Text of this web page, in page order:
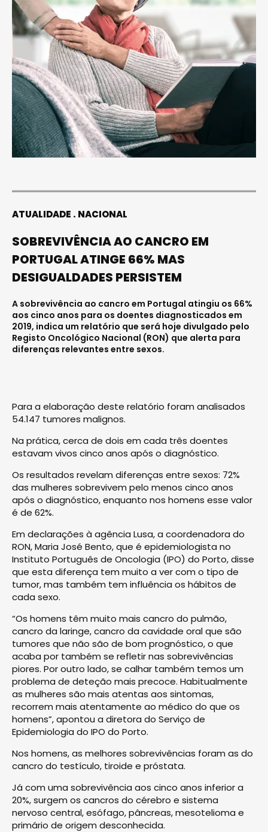
ATUALIDADE NACIONAL
SOBREVIVÊNCIA AO CANCRO EM
PORTUGAL ATINGE 66% MAS
DESIGUALDADES PERSISTEM
A sobrevivência ao cancro em Portugal atingiu os 66%
aos cinco anos para os doentes diagnosticados em
2019, indica um relatório que será hoje divulgado pelo
Registo Oncológico Nacional (RON) que alerta para
diferenças relevantes entre sexos.
Para a elaboração deste relatório foram analisados
54.147 tumores malignos.
Na prática, cerca de dois em cada três doentes
estavam vivos cinco anos após o diagnóstico.
Os resultados revelam diferenças entre sexos: 72%
das mulheres sobrevivem pelo menos cinco anos
após o diagnóstico, enquanto nos homens esse valor
é de 62%.
Em declarações à agência Lusa, a coordenadora do
RON, Maria José Bento, que é epidemiologista no
Instituto Português de Oncologia (IPO) do Porto, disse
que esta diferença tem muito a ver com o tipo de
tumor, mas também tem influência os hábitos de
cada sexo.
“Os homens têm muito mais cancro do pulmão,
cancro da laringe, cancro da cavidade oral que são
tumores que não são de bom prognóstico, o que
acaba por também se refletir nas sobrevivências
piores. Por outro lado, se calhar também temos um
problema de deteção mais precoce. Habitualmente
as mulheres são mais atentas aos sintomas,
recorrem mais atentamente ao médico do que os
homens”, apontou a diretora do Serviço de
Epidemiologia do IPO do Porto.
Nos homens, as melhores sobrevivências foram as do
cancro do testículo, tiroide e próstata.
Já com uma sobrevivência aos cinco anos inferior a
20%, surgem os cancros do cérebro e sistema
nervoso central, esófago, pâncreas, mesotelioma e
primário de origem desconhecida.